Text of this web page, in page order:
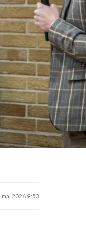
maj 2026 9:53